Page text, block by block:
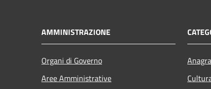
AMMINISTRAZIONE
Organi di Governo
Aree Amministrative